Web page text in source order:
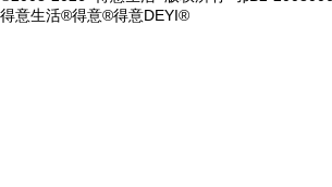
得意生活®得意®得意DEYI®